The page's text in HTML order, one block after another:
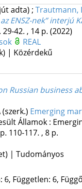
adta) ; Trautmann,
ENSZ-nek” interjú
29-42. , 14 p. (2022)
REAL
| Közérdekű
Russian business
Emerging
Államok :
110-117. , 8 p.
| Tudományos
6, Független: 6,